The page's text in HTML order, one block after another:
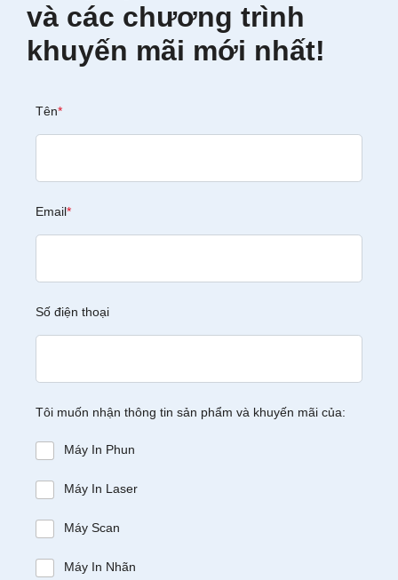
và các chương trình
khuyến mãi mới nhất!
Tên*
Email*
Số điện thoại
Tôi muốn nhận thông tin sản phẩm và khuyến mãi của:
Máy In Phun
Máy In Laser
Máy Scan
Máy In Nhãn